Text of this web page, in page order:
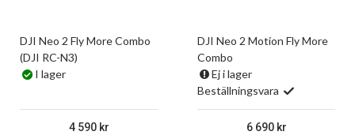
DJI Neo 2 Fly More Combo
(DJI RC-N3)
I lager
4 590
DJI Neo 2 Motion Fly More
Combo
Ej i lager
Beställningsvara
6 690